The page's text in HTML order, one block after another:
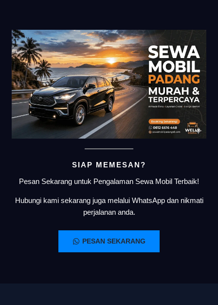
SIAP MEMESAN?
Pesan Sekarang untuk Pengalaman Sewa Mobil Terbaik!
Hubungi kami sekarang juga melalui WhatsApp dan nikmati
perjalanan anda.
PESAN SEKARANG